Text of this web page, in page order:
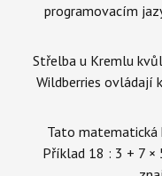
programovacím
Střelba u Kremlu
Wildberries ovládají
Tato matematická
Příklad 18 : 3 + 7